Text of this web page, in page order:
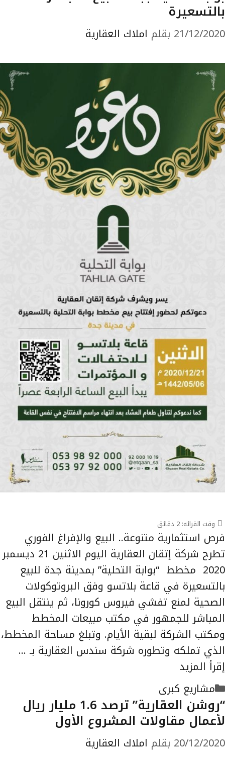
بالتسعيرة
21/12/2020 بقلم املاك العقارية
وقت القرائه: 2 دقائق
فرص استثمارية متنوعة.. البيع والإفراغ الفوري
تطرح شركة إتقان العقارية اليوم الاثنين 21 ديسمبر
2020 مخطط “بوابة التحلية” بمدينة جدة للبيع
بالتسعيرة في قاعة بلاتسو وفق البروتوكولات
الصحية لمنع تفشي فيروس كورونا، ثم ينتقل البيع
المباشر للجمهور في مكتب مبيعات المخطط
ومكتب الشركة لبقية الأيام. وتبلغ مساحة المخطط،
الذي تملكه وتطوره شركة سندس العقارية بـ …
إقرأ المزيد
التصنيفات
مشاريع كبرى
“روشن العقارية” ترصد 1.6 مليار ريال
لأعمال مقاولات المشروع الأول
20/12/2020 بقلم املاك العقارية